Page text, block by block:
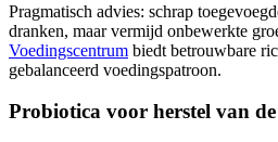
Pragmatisch advies: schrap
dranken, maar vermijd onbewerkte
Voedingscentrum biedt betrouwbare
gebalanceerd voedingspatroon.
Probiotica voor herstel van